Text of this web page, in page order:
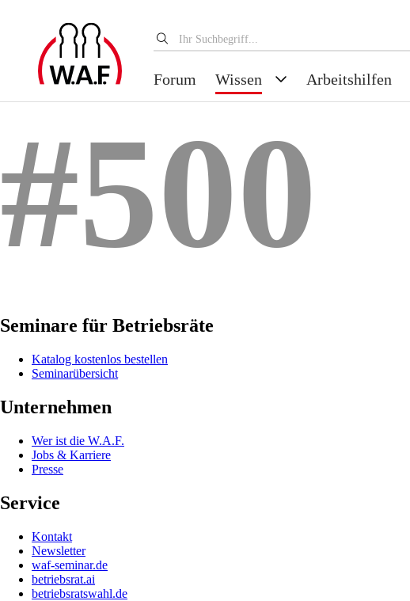
Forum Wissen Arbeitshilfen
#500
Seminare für Betriebsräte
Katalog kostenlos bestellen
Seminarübersicht
Unternehmen
Wer ist die W.A.F.
Jobs & Karriere
Presse
Service
Kontakt
Newsletter
waf-seminar.de
betriebsrat.ai
betriebsratswahl.de